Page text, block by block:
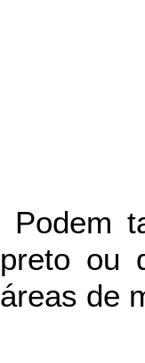
Podem
preto ou
áreas de